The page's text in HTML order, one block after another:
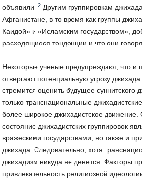
объявили.
2Другим группировкам
Афганистане, в то время как группы
Каидой» и «Исламским государством»,
расходящиеся тенденции и что они
Некоторые ученые предупреждают, что и
отвергают потенциальную угрозу джихада.
стремится оценить будущее
только транснациональные
более широкое джихадистское движение.
состояние джихадистских группировок
вражескими государствами, но также и
джихада. Следовательно, хотя
джихадизм никуда не денется. Факторы
привлекательность религиозной